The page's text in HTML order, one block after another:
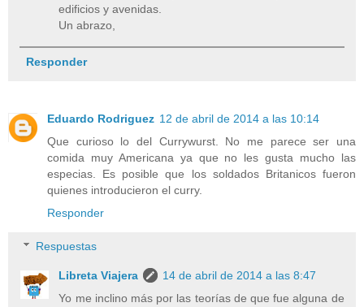
edificios y avenidas.
Un abrazo,
Responder
Eduardo Rodriguez 12 de abril de 2014 a las 10:14
Que curioso lo del Currywurst. No me parece ser una
comida muy Americana ya que no les gusta mucho las
especias. Es posible que los soldados Britanicos fueron
quienes introducieron el curry.
Responder
Respuestas
Libreta Viajera
14 de abril de 2014 a las 8:47
Yo me inclino más por las teorías de que fue alguna de